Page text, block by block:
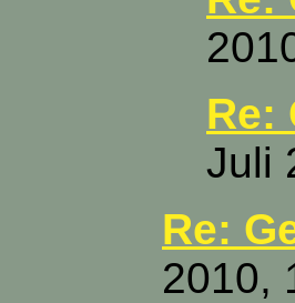
Re:
Juli
Re:
2010,